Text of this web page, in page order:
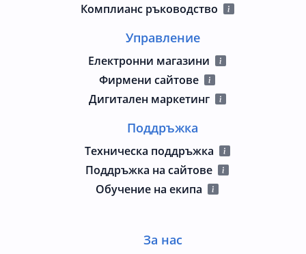
Комплианс ръководство
Управление
Електронни магазини
Фирмени сайтове
Дигитален маркетинг
Поддръжка
Техническа поддръжка
Поддръжка на сайтове
Обучение на екипа
За нас